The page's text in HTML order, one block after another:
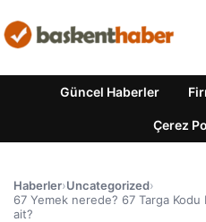
Güncel Haberler
Çerez
Haberler›Uncategorized›
67 Yemek nerede? 67 Targa
ait?